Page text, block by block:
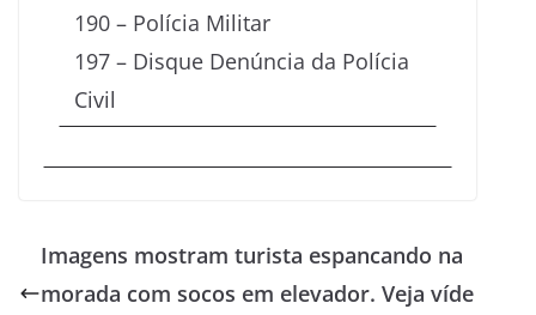
190 – Polícia Militar
197 – Disque Denúncia da Polícia
Civil
Imagens mostram turista espancando na
morada com socos em elevador. Veja víde